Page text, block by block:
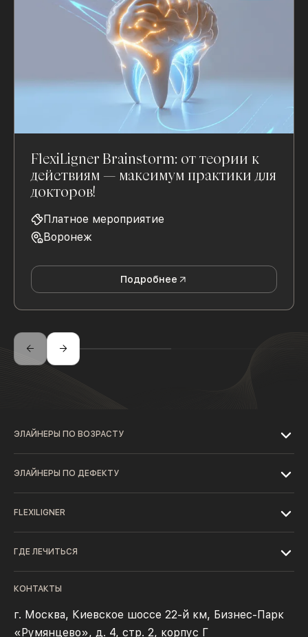
FlexiLigner Brainstorm: от теории к
действиям — максимум практики для
докторов!
Платное мероприятие
Воронеж
Подробнее
ЭЛАЙНЕРЫ ПО ВОЗРАСТУ
ЭЛАЙНЕРЫ ПО ДЕФЕКТУ
FLEXILIGNER
ГДЕ ЛЕЧИТЬСЯ
КОНТАКТЫ
г. Москва, Киевское шоссе 22-й км, Бизнес-Парк
«Румянцево», д. 4, стр. 2, корпус Г